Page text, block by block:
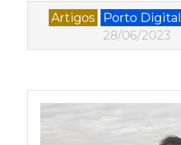
2023-
Artigos Porto Digital
28/06/2023